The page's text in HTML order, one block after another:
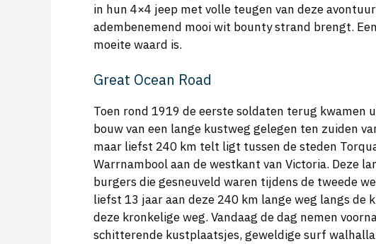
in hun 4×4 jeep met volle teugen van deze
adembenemend mooi wit bounty strand brengt.
moeite waard is.
Great Ocean Road
Toen rond 1919 de eerste soldaten terug kwamen
bouw van een lange kustweg gelegen ten zuiden
maar liefst 240 km telt ligt tussen de steden
Warrnambool aan de westkant van Victoria. Deze
burgers die gesneuveld waren tijdens de tweede
liefst 13 jaar aan deze 240 km lange weg langs de
deze kronkelige weg. Vandaag de dag nemen
schitterende kustplaatsjes, geweldige surf